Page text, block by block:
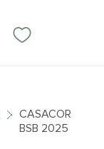
CASACOR
BSB 2025